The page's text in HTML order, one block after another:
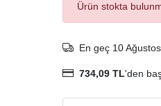
Ürün stokta
En geç 10
734,09 TL'den